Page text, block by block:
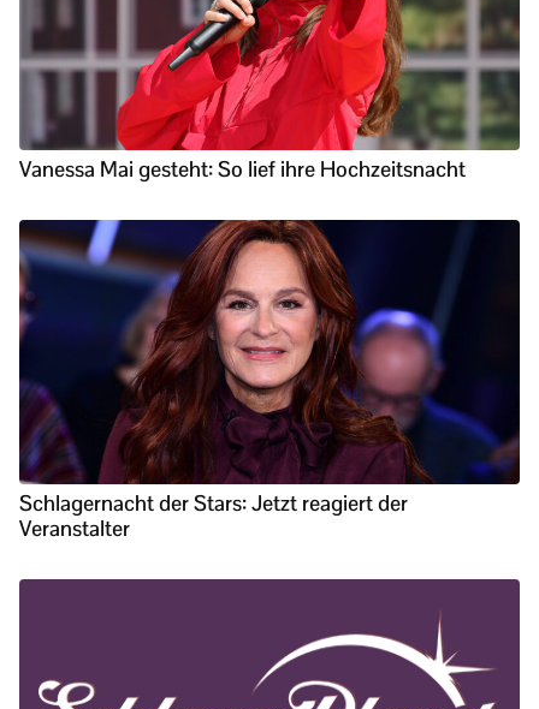
Vanessa Mai gesteht: So lief ihre Hochzeitsnacht
Schlagernacht der Stars: Jetzt reagiert der
Veranstalter